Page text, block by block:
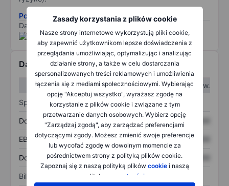
Zasady korzystania z plików cookie
Nasze strony internetowe wykorzystują pliki cookie,
aby zapewnić użytkownikom lepsze doświadczenia z
przeglądania umożliwiając, optymalizując i analizując
działanie strony, a także w celu dostarczania
spersonalizowanych treści reklamowych i umożliwienia
łączenia się z mediami społecznościowymi. Wybierając
opcję "Akceptuj wszystko", wyrażasz zgodę na
korzystanie z plików cookie i związane z tym
przetwarzanie danych osobowych. Wybierz opcję
"Zarządzaj zgodą", aby zarządzać preferencjami
dotyczącymi zgody. Możesz zmienić swoje preferencje
lub wycofać zgodę w dowolnym momencie za
pośrednictwem strony z polityką plików cookie.
Zapoznaj się z naszą polityką plików cookiei naszą
polityką
prywatności
Pobierz metodologię ryzyka ESG.
Dane dostarczone przez
Dane finansowe
W I kw.
W II kw.
Sprawozdanie z zysków
Dochód XXXXXXX XXXXXXX
EBITDA XXXXXXX XXXXXXX
Dochód netto XXXXXXX XXXXXXX
Bilans